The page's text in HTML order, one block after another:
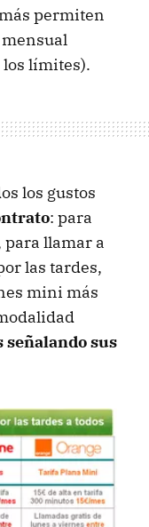
permiten
los límites).
los gustos
: para
para llamar a
las tardes,
mini más
sus